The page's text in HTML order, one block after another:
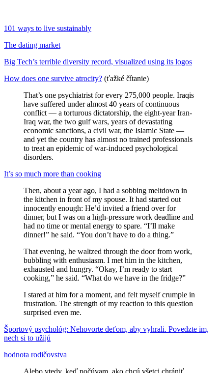
101 ways to live sustainably
The dating market
Big Tech’s terrible diversity record, visualized using its logos
How does one survive atrocity? (ťažké čítanie)
That’s one psychiatrist for every 275,000 people. Iraqis
have suffered under almost 40 years of continuous
conflict — a torturous dictatorship, the eight-year Iran-
Iraq war, the two gulf wars, years of devastating
economic sanctions, a civil war, the Islamic State —
and yet the country has almost no trained professionals
to treat an epidemic of war-induced psychological
disorders.
It’s so much more than cooking
Then, about a year ago, I had a sobbing meltdown in
the kitchen in front of my spouse. It had started out
innocently enough: He’d invited a friend over for
dinner, but I was on a high-pressure work deadline and
had no time or mental energy to spare. “I’ll make
dinner!” he said. “You don’t have to do a thing.”
That evening, he waltzed through the door from work,
bubbling with enthusiasm. I met him in the kitchen,
exhausted and hungry. “Okay, I’m ready to start
cooking,” he said. “What do we have in the fridge?”
I stared at him for a moment, and felt myself crumple in
frustration. The strength of my reaction to this question
surprised even me.
Športový psychológ: Nehovorte deťom, aby vyhrali. Povedzte im,
nech si to užijú
hodnota rodičovstva